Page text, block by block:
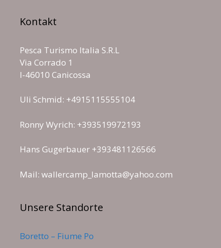
Kontakt
Pesca Turismo Italia S.R.L
Via Corrado 1
I-46010 Canicossa
Uli Schmid: +4915115555104
Ronny Wyrich: +393519972193
Hans Gugerbauer +393481126566
Mail: wallercamp_lamotta@yahoo.com
Unsere Standorte
Boretto – Fiume Po